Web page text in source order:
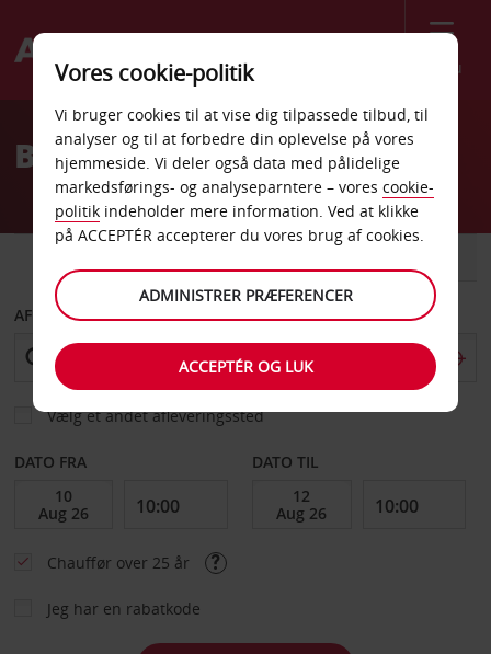
Menu
Welcome
AvisBilleje Ashfield
AFHENT FRA
Vælg et andet afleveringssted
DATO FRA DATO TIL
Chauffør over 25 år
Jeg har en rabatkode
Vores cookie-politik
Vi bruger cookies til at vise dig tilpassede tilbud, til
analyser og til at forbedre din oplevelse på vores
hjemmeside. Vi deler også data med pålidelige
markedsførings- og analyseparntere – vores cookie-
politik indeholder mere information. Ved at klikke
på ACCEPTÉR accepterer du vores brug af cookies.
ADMINISTRER PRÆFERENCER
ACCEPTÉR OG LUK